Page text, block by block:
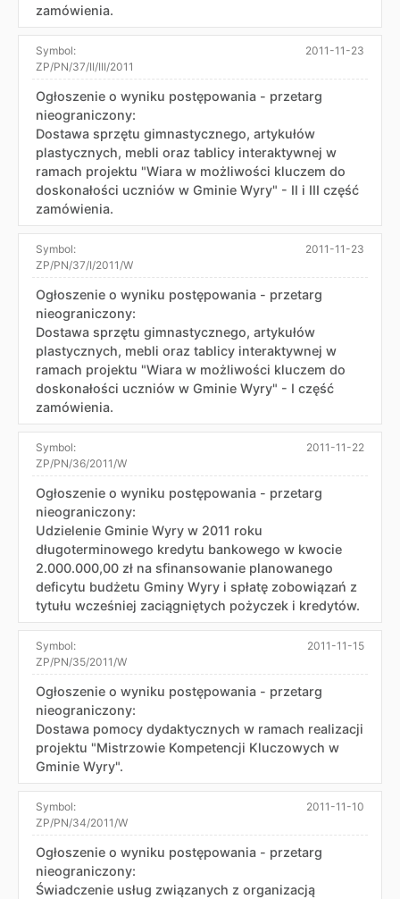
zamówienia.
Symbol:
ZP/PN/37/II/III/2011
2011-11-23
Ogłoszenie o wyniku postępowania - przetarg
nieograniczony:
Dostawa sprzętu gimnastycznego, artykułów
plastycznych, mebli oraz tablicy interaktywnej w
ramach projektu "Wiara w możliwości kluczem do
doskonałości uczniów w Gminie Wyry" - II i III część
zamówienia.
Symbol:
ZP/PN/37/I/2011/W
2011-11-23
Ogłoszenie o wyniku postępowania - przetarg
nieograniczony:
Dostawa sprzętu gimnastycznego, artykułów
plastycznych, mebli oraz tablicy interaktywnej w
ramach projektu "Wiara w możliwości kluczem do
doskonałości uczniów w Gminie Wyry" - I część
zamówienia.
Symbol:
ZP/PN/36/2011/W
2011-11-22
Ogłoszenie o wyniku postępowania - przetarg
nieograniczony:
Udzielenie Gminie Wyry w 2011 roku
długoterminowego kredytu bankowego w kwocie
2.000.000,00 zł na sfinansowanie planowanego
deficytu budżetu Gminy Wyry i spłatę zobowiązań z
tytułu wcześniej zaciągniętych pożyczek i kredytów.
Symbol:
ZP/PN/35/2011/W
2011-11-15
Ogłoszenie o wyniku postępowania - przetarg
nieograniczony:
Dostawa pomocy dydaktycznych w ramach realizacji
projektu "Mistrzowie Kompetencji Kluczowych w
Gminie Wyry".
Symbol:
ZP/PN/34/2011/W
2011-11-10
Ogłoszenie o wyniku postępowania - przetarg
nieograniczony:
Świadczenie usług związanych z organizacją